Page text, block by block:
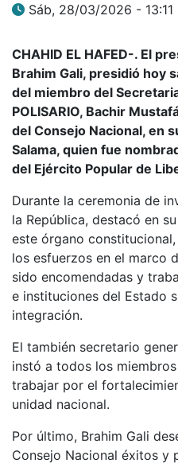
Sáb, 28/03/2026 - 13:11
CHAHID EL HAFED-. El
Brahim Gali, presidió hoy
del miembro del
POLISARIO, Bachir
del Consejo Nacional, en
Salama, quien fue
del Ejército Popular de
Durante la ceremonia de
la República, destacó en
este órgano
los esfuerzos en el marco
sido encomendadas y
e instituciones del Estado
integración.
El también secretario
instó a todos los
trabajar por el
unidad nacional.
Por último, Brahim Gali
Consejo Nacional éxitos y